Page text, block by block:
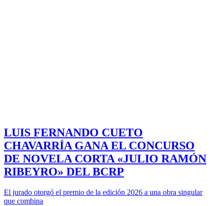
LUIS FERNANDO CUETO
CHAVARRÍA GANA EL CONCURSO
DE NOVELA CORTA «JULIO RAMÓN
RIBEYRO» DEL BCRP
El jurado otorgó el premio de la edición 2026 a una obra singular
que combina